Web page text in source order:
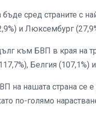
сред страните с
и Люксембург
към БВП в края на
Белгия (107,1%)
нашата страна се е
по-голямо